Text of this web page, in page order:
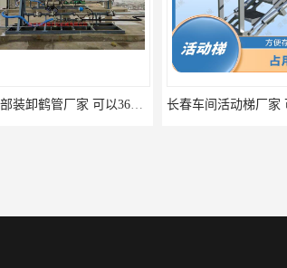
长春车间活动梯厂家 可移动性和安全性较高 具有较长的使用寿命和耐用性